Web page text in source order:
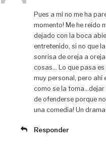
Pues a mi no me ha
momento! Me he reído
dejado con la boca
entretenido, si no que
sonrisa de oreja a
cosas… Lo que pasa
muy personal, pero ahí
como se la
de ofenderse porque
una comedia! Un
Responder